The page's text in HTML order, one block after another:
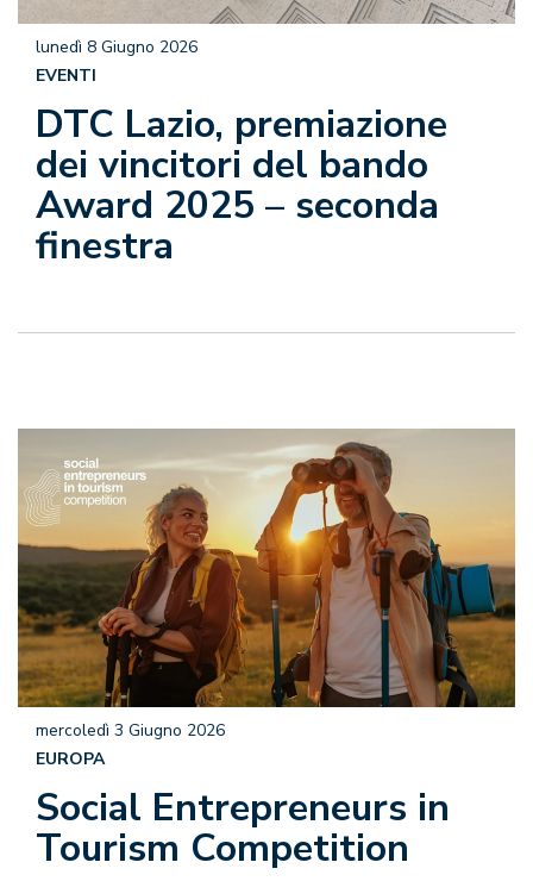
DTC Lazio, premiazione
dei vincitori del bando
Award 2025 – seconda
finestra
lunedì 8 Giugno 2026
EVENTI
Social Entrepreneurs in
Tourism Competition
mercoledì 3 Giugno 2026
EUROPA